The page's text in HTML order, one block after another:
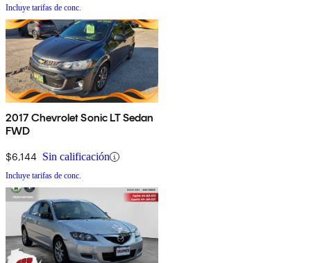
Incluye tarifas de conc.
2017 Chevrolet Sonic LT Sedan
FWD
$6,144 Sin calificación
Incluye tarifas de conc.